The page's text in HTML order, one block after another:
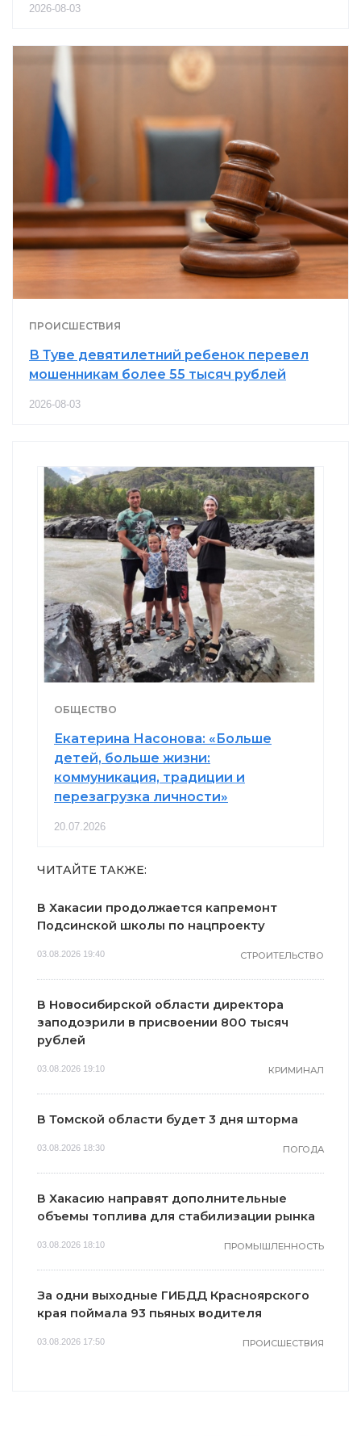
2026-08-03
ПРОИСШЕСТВИЯ
В Туве девятилетний ребенок перевел
мошенникам более 55 тысяч рублей
2026-08-03
ОБЩЕСТВО
Екатерина Насонова: «Больше
детей, больше жизни:
коммуникация, традиции и
перезагрузка личности»
20.07.2026
ЧИТАЙТЕ ТАКЖЕ:
В Хакасии продолжается капремонт
Подсинской школы по нацпроекту
03.08.2026 19:40 СТРОИТЕЛЬСТВО
В Новосибирской области директора
заподозрили в присвоении 800 тысяч
рублей
03.08.2026 19:10 КРИМИНАЛ
В Томской области будет 3 дня шторма
03.08.2026 18:30 ПОГОДА
В Хакасию направят дополнительные
объемы топлива для стабилизации рынка
03.08.2026 18:10 ПРОМЫШЛЕННОСТЬ
За одни выходные ГИБДД Красноярского
края поймала 93 пьяных водителя
03.08.2026 17:50 ПРОИСШЕСТВИЯ